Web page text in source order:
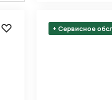
+ Сервисное